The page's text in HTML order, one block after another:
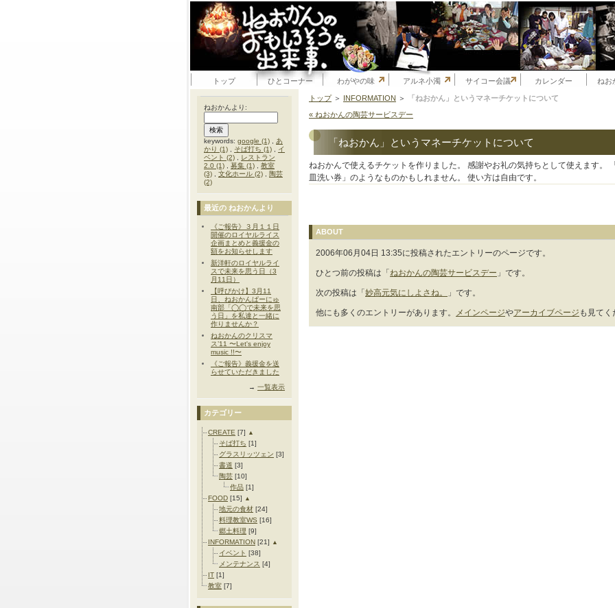
トップ ひとコーナー わがやの味 アルネ小濁 サイコー会議 カレンダー ねお
ねおかんより:
keywords: google (1)
あ
かり (1)
そば打ち (1)
イ
ベント (2)
レストラン
2.0 (1)
募集 (1)
教室
(3)
文化ホール (2)
陶芸
(2)
最近の ねおかんより
《ご報告》３月１１日
開催のロイヤルライス
企画まとめと義援金の
額をお知らせします
新洋軒のロイヤルライ
スで未来を思う日（3
月11日）
【呼びかけ】3月11
日、ねおかんぱーにゅ
南部「◯◯で未来を思
う日」を私達と一緒に
作りませんか？
ねおかんのクリスマ
ス’11 〜Let's enjoy
music !!〜
《ご報告》義援金を送
らせていただきました
→ 一覧表示
カテゴリー
CREATE [7] ▲
そば打ち [1]
グラスリッツェン [3]
書道 [3]
陶芸 [10]
作品 [1]
FOOD [15] ▲
地元の食材 [24]
料理教室WS [16]
郷土料理 [9]
INFORMATION [21] ▲
イベント [38]
メンテナンス [4]
IT [1]
教室 [7]
トップ＞ INFORMATION ＞
「ねおかん」というマネーチケットについて
« ねおかんの陶芸サービスデー
「ねおかん」というマネーチケットについて
ねおかんで使えるチケットを作りました。 感謝やお礼の気持ちとして使えます。
皿洗い券」のようなものかもしれません。 使い方は自由です。
ABOUT
2006年06月04日 13:35に投稿されたエントリーのページです。
ひとつ前の投稿は「 ねおかんの陶芸サービスデー 」です。
次の投稿は「 妙高元気にしよさね。 」です。
他にも多くのエントリーがあります。 メインページやアーカイブページ も見てく